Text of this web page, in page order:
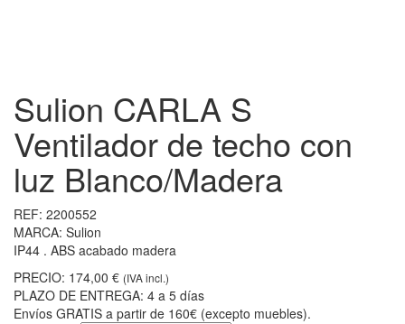
Sulion CARLA S
Ventilador de techo con
luz Blanco/Madera
REF: 2200552
MARCA: Sulion
IP44 . ABS acabado madera
PRECIO: 174,00 € (IVA incl.)
PLAZO DE ENTREGA: 4 a 5 días
Envíos GRATIS a partir de 160€ (excepto muebles).